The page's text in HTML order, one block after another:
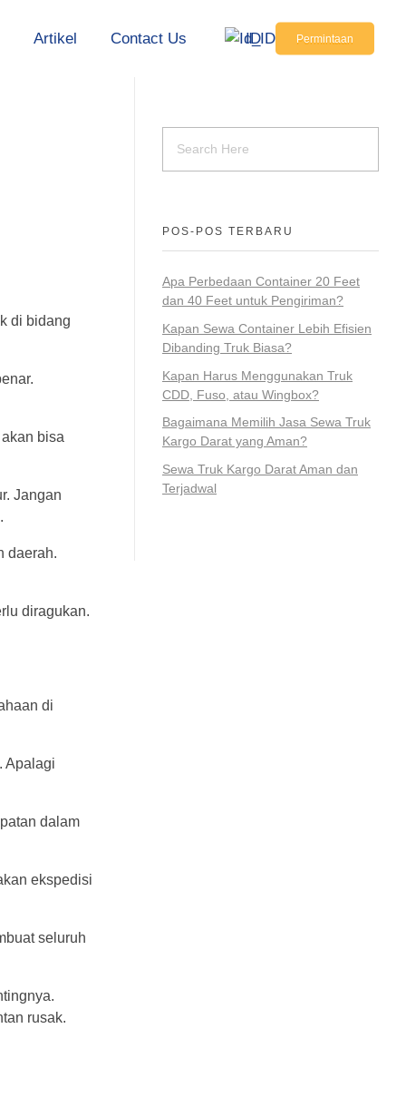
Permintaan
Artikel Contact Us ID
di bidang
bisa
Jangan
daerah.
diragukan.
di
Apalagi
dalam
ekspedisi
seluruh
rusak.
POS-POS TERBARU
Apa Perbedaan Container 20 Feet
dan 40 Feet untuk Pengiriman?
Kapan Sewa Container Lebih Efisien
Dibanding Truk Biasa?
Kapan Harus Menggunakan Truk
CDD, Fuso, atau Wingbox?
Bagaimana Memilih Jasa Sewa Truk
Kargo Darat yang Aman?
Sewa Truk Kargo Darat Aman dan
Terjadwal